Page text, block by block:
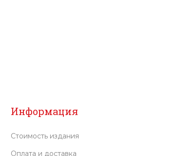
Информация
Стоимость издания
Оплата и доставка